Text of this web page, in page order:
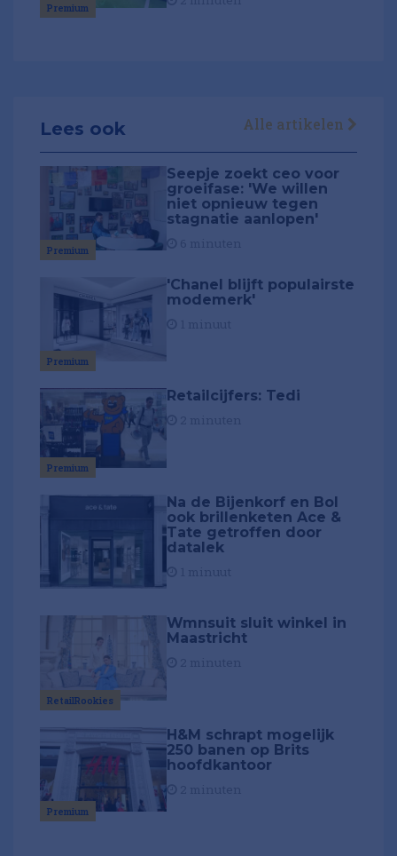
Premium
Lees ook Alle artikelen
Premium
Seepje zoekt ceo voor
groeifase: 'We willen
niet opnieuw tegen
stagnatie aanlopen'
Premium
'Chanel blijft populairste
modemerk'
Premium
Retailcijfers: Tedi
Na de Bijenkorf en Bol
ook brillenketen Ace &
Tate getroffen door
datalek
RetailRookies
Wmnsuit sluit winkel in
Maastricht
Premium
H&M schrapt mogelijk
250 banen op Brits
hoofdkantoor